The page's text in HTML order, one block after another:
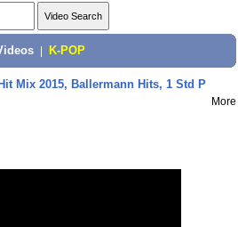
K-POP
Hit Mix 2015, Ballermann Hits, 1 Std P
More